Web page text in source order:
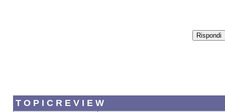
T O P I C R E V I E W